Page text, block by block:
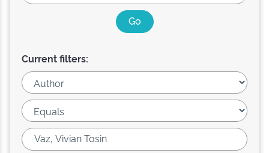
Current filters: